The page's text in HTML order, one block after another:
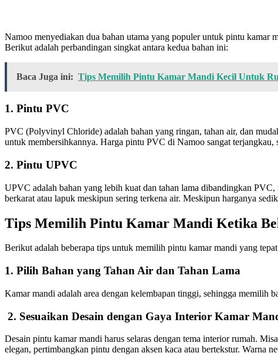
Namoo menyediakan dua bahan utama yang populer untuk pintu
Berikut adalah perbandingan singkat antara kedua bahan ini:
Baca Juga ini: Tips Memilih Pintu Kamar Mandi Kecil Untuk
1. Pintu PVC
PVC (Polyvinyl Chloride) adalah bahan yang ringan, tahan air, dan
untuk membersihkannya. Harga pintu PVC di Namoo sangat
2. Pintu UPVC
UPVC adalah bahan yang lebih kuat dan tahan lama dibandingkan
berkarat atau lapuk meskipun sering terkena air. Meskipun harganya
Tips Memilih Pintu Kamar Mandi Ketika
Berikut adalah beberapa tips untuk memilih pintu kamar mandi yang
1. Pilih Bahan yang Tahan Air dan Tahan Lama
Kamar mandi adalah area dengan kelembapan tinggi, sehingga memilih
2. Sesuaikan Desain dengan Gaya Interior Kamar
Desain pintu kamar mandi harus selaras dengan tema interior rumah.
elegan, pertimbangkan pintu dengan aksen kaca atau bertekstur. Warna